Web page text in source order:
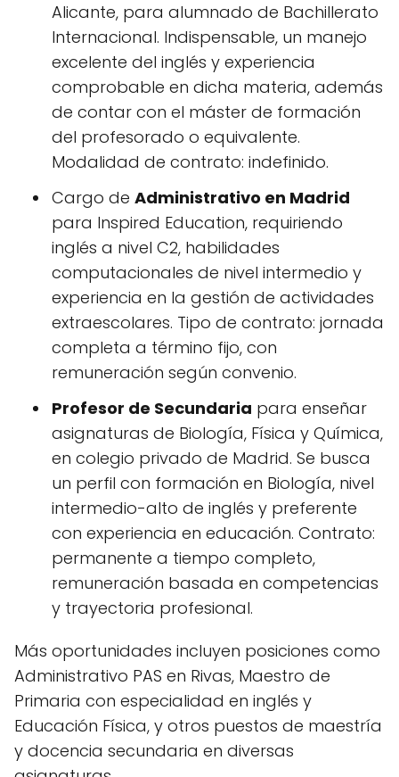
Alicante, para alumnado de Bachillerato
Internacional. Indispensable, un manejo
excelente del inglés y experiencia
comprobable en dicha materia, además
de contar con el máster de formación
del profesorado o equivalente.
Modalidad de contrato: indefinido.
Cargo de Administrativo en Madrid
para Inspired Education, requiriendo
inglés a nivel C2, habilidades
computacionales de nivel intermedio y
experiencia en la gestión de actividades
extraescolares. Tipo de contrato: jornada
completa a término fijo, con
remuneración según convenio.
Profesor de Secundaria para enseñar
asignaturas de Biología, Física y Química,
en colegio privado de Madrid. Se busca
un perfil con formación en Biología, nivel
intermedio-alto de inglés y preferente
con experiencia en educación. Contrato:
permanente a tiempo completo,
remuneración basada en competencias
y trayectoria profesional.
Más oportunidades incluyen posiciones como
Administrativo PAS en Rivas, Maestro de
Primaria con especialidad en inglés y
Educación Física, y otros puestos de maestría
y docencia secundaria en diversas